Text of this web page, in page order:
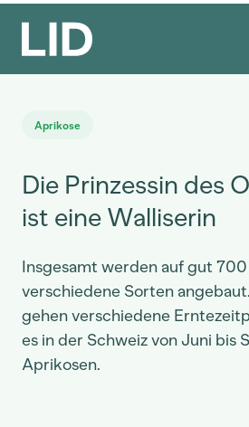
Aprikose
Die Prinzessin des
ist eine Walliserin
Insgesamt werden auf gut
verschiedene Sorten
gehen verschiedene
es in der Schweiz von Juni bis
Aprikosen.